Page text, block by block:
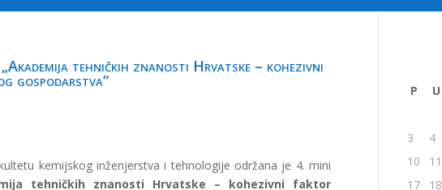
tehničkih znanosti Hrvatske – kohezivni
gospodarstva“
kemijskog inženjerstva i tehnologije održana je 4. mini
tehničkih znanosti Hrvatske – kohezivni faktor
P U
3
4
10
11
17
18